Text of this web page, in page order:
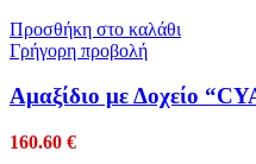
Προσθήκη στο καλάθι
Γρήγορη προβολή
Αμαξίδιο με Δοχείο
160.60 €